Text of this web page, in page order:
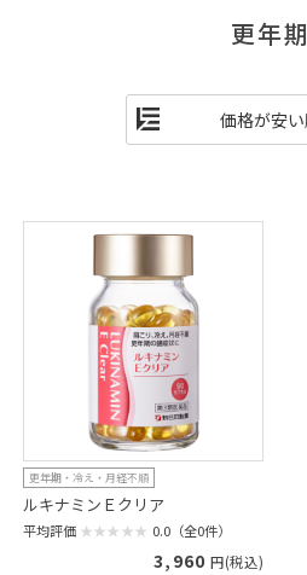
更年期
更年期・冷え・月経不順
ルキナミンＥクリア
平均評価 0.0（全0件）
3,960 円(税込)